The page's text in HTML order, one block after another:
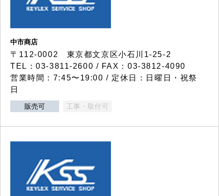
中市商店
〒112-0002 東京都文京区小石川1-25-2
TEL：03-3811-2600 / FAX：03-3812-4090
営業時間：7:45〜19:00 / 定休日：日曜日・祝祭
日
販売可 工事・取付可